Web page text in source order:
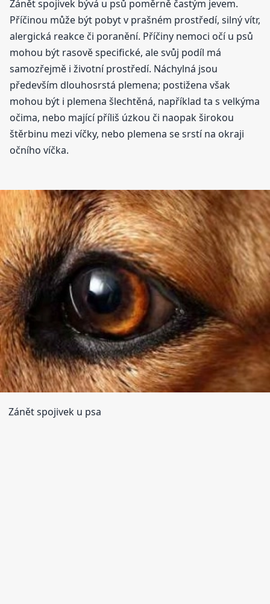
Zánět spojivek bývá u psů poměrně častým jevem.
Příčinou může být pobyt v prašném prostředí, silný vítr,
alergická reakce či poranění. Příčiny nemoci očí u psů
mohou být rasově specifické, ale svůj podíl má
samozřejmě i životní prostředí. Náchylná jsou
především dlouhosrstá plemena; postižena však
mohou být i plemena šlechtěná, například ta s velkýma
očima, nebo mající příliš úzkou či naopak širokou
štěrbinu mezi víčky, nebo plemena se srstí na okraji
očního víčka.
Zánět spojivek u psa